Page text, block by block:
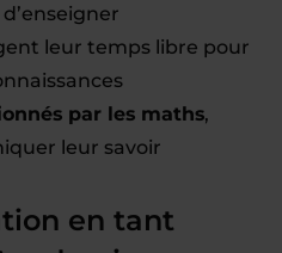
leur temps libre pour
par les maths,
leur savoir
en tant